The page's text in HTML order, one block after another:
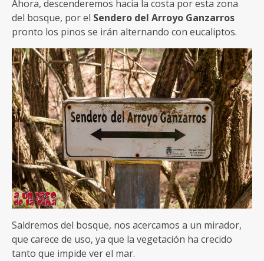
Ahora, descenderemos hacia la costa por esta zona
del bosque, por el Sendero del Arroyo Ganzarros
pronto los pinos se irán alternando con eucaliptos.
Saldremos del bosque, nos acercamos a un mirador,
que carece de uso, ya que la vegetación ha crecido
tanto que impide ver el mar.